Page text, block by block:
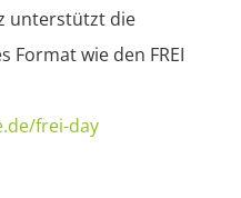
unterstützt die
Format wie den FREI
frei-day